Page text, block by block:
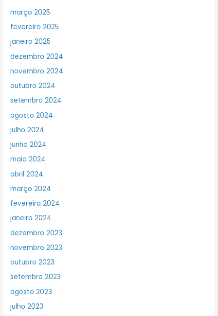
março 2025
fevereiro 2025
janeiro 2025
dezembro 2024
novembro 2024
outubro 2024
setembro 2024
agosto 2024
julho 2024
junho 2024
maio 2024
abril 2024
março 2024
fevereiro 2024
janeiro 2024
dezembro 2023
novembro 2023
outubro 2023
setembro 2023
agosto 2023
julho 2023